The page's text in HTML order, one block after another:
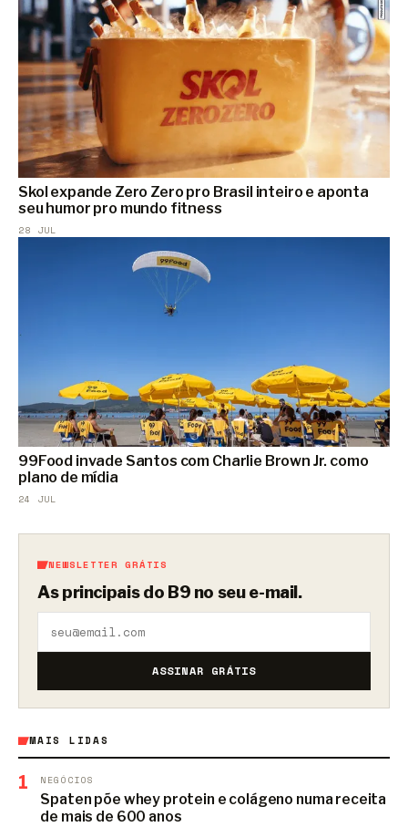
Skol expande Zero Zero pro Brasil inteiro e aponta
seu humor pro mundo fitness
28 JUL
99Food invade Santos com Charlie Brown Jr. como
plano de mídia
24 JUL
NEWSLETTER GRÁTIS
As principais do B9 no seu e-mail.
ASSINAR GRÁTIS
MAIS LIDAS
1 NEGÓCIOS
Spaten põe whey protein e colágeno numa receita
de mais de 600 anos